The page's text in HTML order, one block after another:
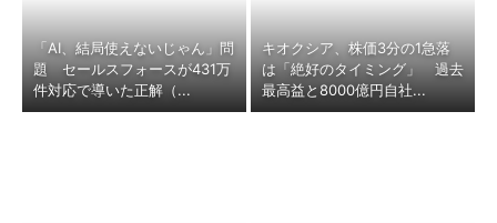
「AI、結局使えないじゃん」問
題 セールスフォースが431万
件対応で導いた正解（...
キオクシア、株価3分の1急落
は「絶好のタイミング」 過去
最高益と8000億円自社...